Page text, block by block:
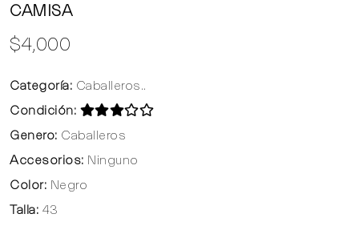
CAMISA
$4,000
Categoría: Caballeros..
Condición:
Genero: Caballeros
Accesorios: Ninguno
Color: Negro
Talla: 43